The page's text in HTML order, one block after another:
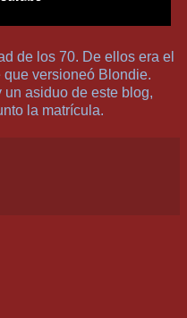
de los 70. De ellos era el
versioneó Blondie.
asiduo de este blog,
la matrícula.